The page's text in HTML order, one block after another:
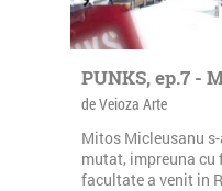
PUNKS, ep.7 -
de Veioza Arte
Mitos Micleusanu
mutat, impreuna
facultate a venit in